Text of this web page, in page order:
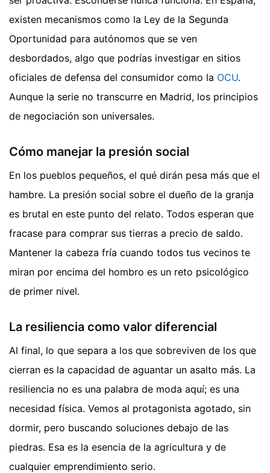
existen mecanismos como la Ley de la Segunda
Oportunidad para autónomos que se ven
desbordados, algo que podrías investigar en sitios
oficiales de defensa del consumidor como la OCU.
Aunque la serie no transcurre en Madrid, los principios
de negociación son universales.
Cómo manejar la presión social
En los pueblos pequeños, el qué dirán pesa más que el
hambre. La presión social sobre el dueño de la granja
es brutal en este punto del relato. Todos esperan que
fracase para comprar sus tierras a precio de saldo.
Mantener la cabeza fría cuando todos tus vecinos te
miran por encima del hombro es un reto psicológico
de primer nivel.
La resiliencia como valor diferencial
Al final, lo que separa a los que sobreviven de los que
cierran es la capacidad de aguantar un asalto más. La
resiliencia no es una palabra de moda aquí; es una
necesidad física. Vemos al protagonista agotado, sin
dormir, pero buscando soluciones debajo de las
piedras. Esa es la esencia de la agricultura y de
cualquier emprendimiento serio.